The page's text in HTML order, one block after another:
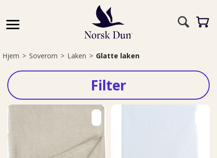
Hjem>Soverom>Laken>Glatte laken
Filter